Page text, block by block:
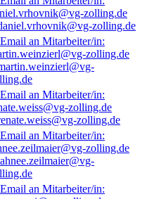
zolling.de
zolling.de